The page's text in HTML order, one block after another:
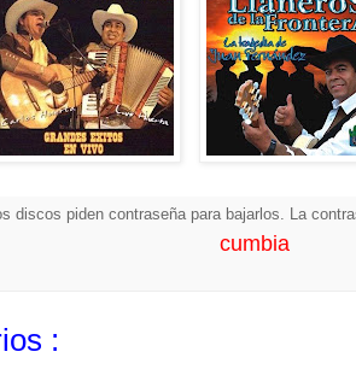
discos piden contraseña para bajarlos. La
cumbia
: